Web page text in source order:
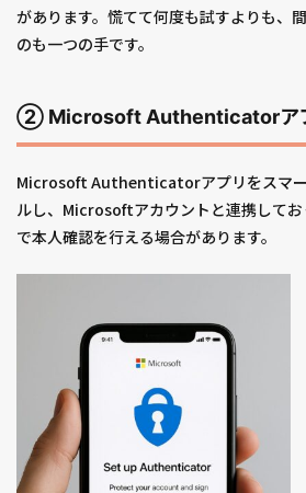
があります。慌てて何度も試すよりも、
のも一つの手です。
② Microsoft Authenticatorア
Microsoft Authenticatorアプリをスマー
ルし、Microsoftアカウントと連携して
で本人確認を行える場合があります。